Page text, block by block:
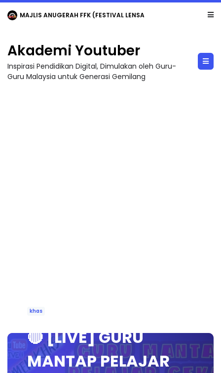
MAJLIS ANUGERAH FFK (FESTIVAL LENSA PENDIDIKAN - FLeP) 2026
Akademi Youtuber
Inspirasi Pendidikan Digital, Dimulakan oleh Guru-
Guru Malaysia untuk Generasi Gemilang
khas
🔴 [LIVE] GURU
MANTAP PELAJAR